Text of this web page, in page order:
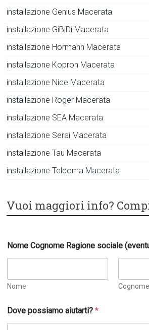
installazione Genius Macerata
installazione GiBiDi Macerata
installazione Hormann Macerata
installazione Kopron Macerata
installazione Nice Macerata
installazione Roger Macerata
installazione SEA Macerata
installazione Serai Macerata
installazione Tau Macerata
installazione Telcoma Macerata
Vuoi maggiori info?
o
m
r
i
h
i
e
Nome Cognome Ragione sociale
Nome Cognome
Dove possiamo aiutarti?*